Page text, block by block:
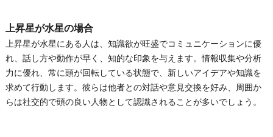
上昇星が水星の場合
上昇星が水星にある人は、知識欲が旺盛でコミュニケーションに優
れ、話し方や動作が早く、知的な印象を与えます。情報収集や分析
力に優れ、常に頭が回転している状態で、新しいアイデアや知識を
求めて行動します。彼らは他者との対話や意見交換を好み、周囲か
らは社交的で頭の良い人物として認識されることが多いでしょう。